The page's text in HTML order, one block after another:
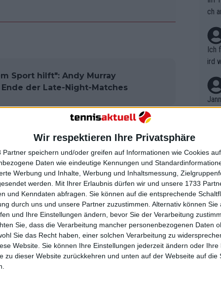
Wir respektieren Ihre Privatsphäre
Partner speichern und/oder greifen auf Informationen wie Cookies
Daten wie eindeutige Kennungen und
Werbung und Inhalte, Werbung und Inhaltsmessung,
werden. Mit Ihrer Erlaubnis dürfen wir und unsere 1733
und Kenndaten abfragen. Sie können auf die entsprechende
durch uns und unsere Partner zuzustimmen. Alternativ können Sie
und Ihre Einstellungen ändern, bevor Sie der Verarbeitung
Sie, dass die Verarbeitung mancher personenbezogenen Daten
Sie das Recht haben, einer solchen Verarbeitung zu
Website. Sie können Ihre Einstellungen jederzeit ändern oder Ihre
zu dieser Website zurückkehren und unten auf der Webseite auf die
Sport hilft": Andy Murray
der Late-Night-Matches
Enttäuschung
beim SW19 und führte
Centre Court eine Ausgangssperre
Tag unterbricht.
war der an Nummer fünf gesetzte
in einem hart umkämpften Fünf-
gingen.
dass er danach in den Urlaub fuhr,
sich in Zukunft verbessern kann.
ch
Ich
ird
r in
em
t,
B.
on
uss
mal
des
n
nt.
kel